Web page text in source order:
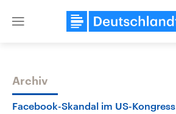
Close
Themen
Archiv
Facebook-Skandal im US-Kongress